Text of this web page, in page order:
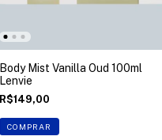
Body Mist Vanilla Oud 100ml
Lenvie
R$149,00
COMPRAR